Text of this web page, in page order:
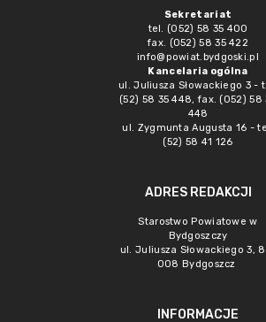
Sekretariat
tel. (052) 58 35 400
fax. (052) 58 35 422
info@powiat.bydgoski.pl
Kancelaria ogólna
ul. Juliusza Słowackiego 3 -
(52) 58 35 448, fax. (052) 58
448
ul. Zygmunta Augusta 16 -
(52) 58 41 126
ADRES REDAKCJI
Starostwo Powiatowe w
Bydgoszczy
ul. Juliusza Słowackiego 3,
008 Bydgoszcz
INFORMACJE